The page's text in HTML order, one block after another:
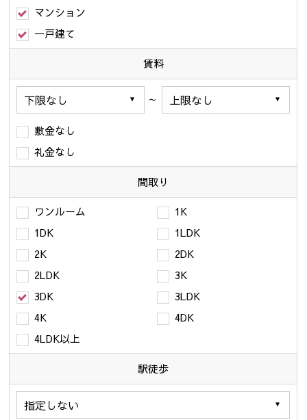
マンション
一戸建て
賃料
～
敷金なし
礼金なし
間取り
ワンルーム
1K
1DK
1LDK
2K
2DK
2LDK
3K
3DK
3LDK
4K
4DK
4LDK以上
駅徒歩